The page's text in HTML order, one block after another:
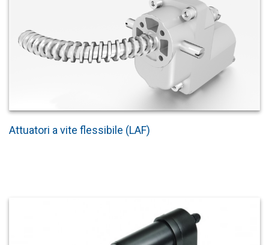
Attuatori a vite flessibile (LAF)